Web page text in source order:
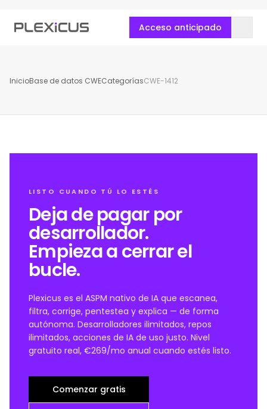
Acceso anticipado
InicioBase de datos CWECategoríasCWE-1412
LISTO CUANDO TÚ LO ESTÉS
Deja de pagar por
desarrollador.
Empieza a cerrar el
bucle.
Plexicus es el ASPM nativo de IA que escanea,
filtra, corrige, pentestea y explica — de forma
autónoma. Desarrolladores ilimitados, repos
ilimitados, acciones de IA de uso justo. Nivel
gratuito real, €269/mo anual cuando estés listo.
Comenzar gratis